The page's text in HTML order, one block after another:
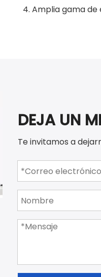
4. Amplia gama de
DEJA UN
Te invitamos a